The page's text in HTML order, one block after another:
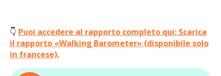
👇 Puoi accedere al rapporto completo qui: Scarica
il rapporto «Walking Barometer» (disponibile solo
in francese).